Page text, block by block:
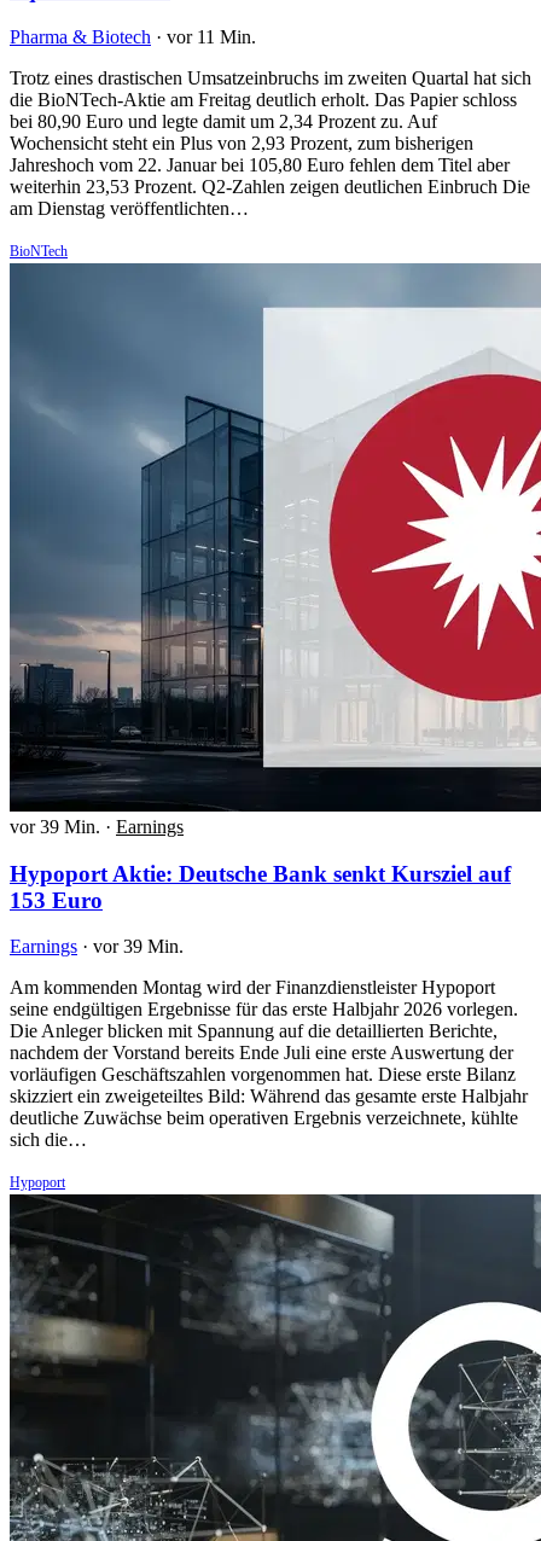
Pharma & Biotech · vor 11 Min.
Trotz eines drastischen Umsatzeinbruchs im zweiten Quartal hat sich
die BioNTech-Aktie am Freitag deutlich erholt. Das Papier schloss
bei 80,90 Euro und legte damit um 2,34 Prozent zu. Auf
Wochensicht steht ein Plus von 2,93 Prozent, zum bisherigen
Jahreshoch vom 22. Januar bei 105,80 Euro fehlen dem Titel aber
weiterhin 23,53 Prozent. Q2-Zahlen zeigen deutlichen Einbruch Die
am Dienstag veröffentlichten…
BioNTech
vor 39 Min. · Earnings
Hypoport Aktie: Deutsche Bank senkt Kursziel auf
153 Euro
Earnings · vor 39 Min.
Am kommenden Montag wird der Finanzdienstleister Hypoport
seine endgültigen Ergebnisse für das erste Halbjahr 2026 vorlegen.
Die Anleger blicken mit Spannung auf die detaillierten Berichte,
nachdem der Vorstand bereits Ende Juli eine erste Auswertung der
vorläufigen Geschäftszahlen vorgenommen hat. Diese erste Bilanz
skizziert ein zweigeteiltes Bild: Während das gesamte erste Halbjahr
deutliche Zuwächse beim operativen Ergebnis verzeichnete, kühlte
sich die…
Hypoport